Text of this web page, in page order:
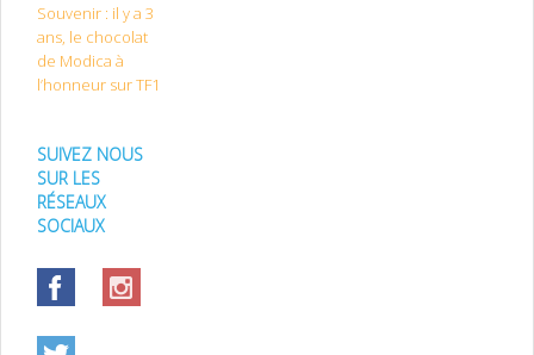
Souvenir : il y a 3
ans, le chocolat
de Modica à
l’honneur sur TF1
SUIVEZ NOUS
SUR LES
RÉSEAUX
SOCIAUX